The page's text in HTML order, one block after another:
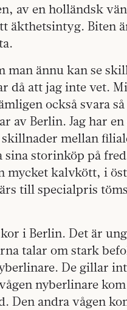
av en holländsk
äkthetsintyg. Biten
man ännu kan se
då att jag inte vet.
också svara
av Berlin. Jag har
mellan
storinköp på
mycket kalvkött, i
till specialpris
i Berlin. Det är
talar om stark
De gillar
nyberlinare
Den andra vågen